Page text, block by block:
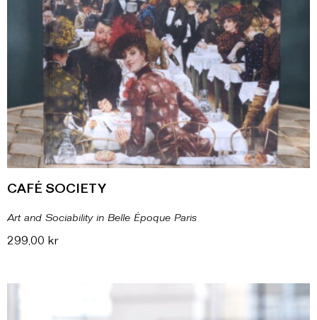
CAFÉ SOCIETY
Art and Sociability in Belle Époque Paris
299,00 kr